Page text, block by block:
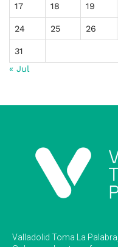
17 18 19
24 25 26
31
« Jul
Valladolid Toma La